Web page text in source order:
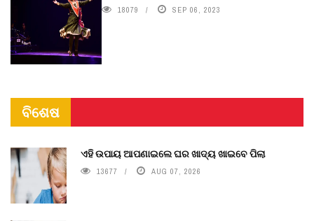
18079 SEP 06, 2023
ବିଶେଷ
ଏହି ଉପାୟ ଆପଣାଇଲେ ଘର ଖାଦ୍ୟ ଖାଇବେ ପିଲା
13677 AUG 07, 2026